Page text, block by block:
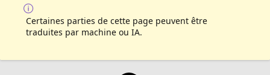
Certaines parties de cette page peuvent être
traduites par machine ou IA.